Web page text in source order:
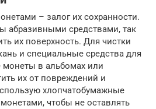
– залог их сохранности.
абразивными средствами, так
их поверхность. Для чистки
и специальные средства для
монеты в альбомах или
их от повреждений и
хлопчатобумажные
чтобы не оставлять